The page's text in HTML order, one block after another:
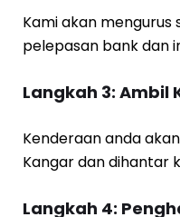
Kami akan
pelepasan bank dan
Langkah 3: Ambil
Kenderaan anda
Kangar dan dihantar
Langkah 4: